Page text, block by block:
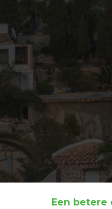
Een betere
Costa